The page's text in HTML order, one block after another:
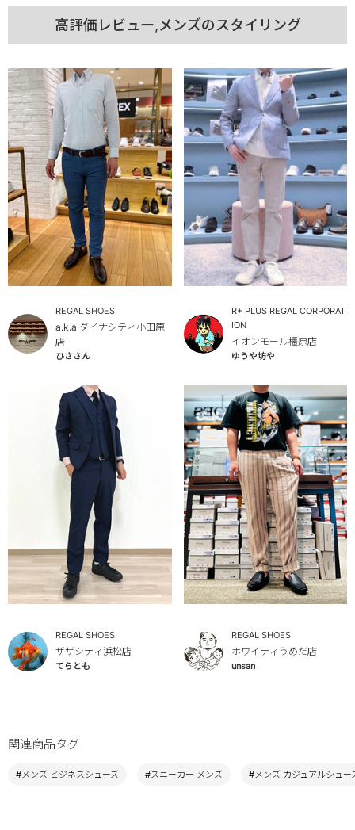
高評価レビュー,メンズのスタイリング
REGAL SHOES
a.k.a ダイナシティ小田原
店
ひささん
R+ PLUS REGAL CORPORAT
ION
イオンモール橿原店
ゆうや坊や
REGAL SHOES
ザザシティ浜松店
てらとも
REGAL SHOES
ホワイティうめだ店
unsan
関連商品タグ
#メンズ ビジネスシューズ #スニーカー メンズ #メンズ カジュアルシュー